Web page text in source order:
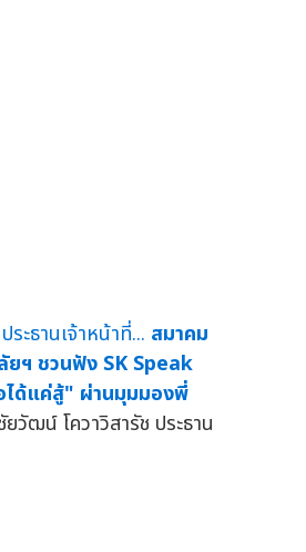
สมาคม
ยฯ ชวนฟัง SK Speak
ด้แค่สู้" ผ่านมุมมองพี่
วัฒน์ โควาวิสารัช ประธาน